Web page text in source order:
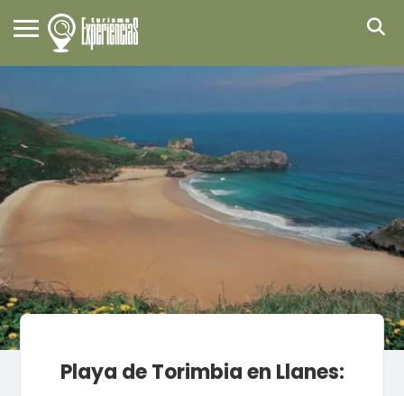
Playa de Torimbia en Llanes: